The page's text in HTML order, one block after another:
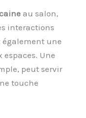
au salon,
interactions
également une
Une
peut servir
touche